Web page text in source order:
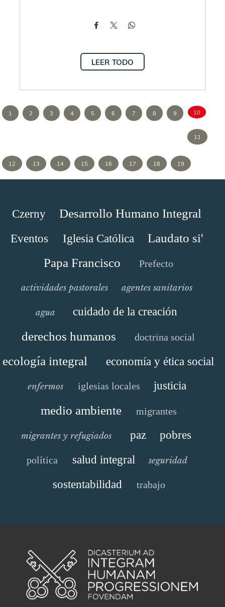
LEER TODO
1 2 3 4 5 6 7 8 9 10
11
12 13 14 15 16 17 18 19
Czerny Desarrollo Humano Integral
Eventos Iglesia Católica
Laudato si'
Papa Francisco
Prefecto
actividades pastorales agentes sanitarios
agua cuidado de la creación
derechos humanos doctrina social
ecología integral economía y ética social
enfermos iglesias locales justicia
medio ambiente migrantes
migrantes y refugiados paz pobres
política salud integral seguridad
sostentabilidad trabajo